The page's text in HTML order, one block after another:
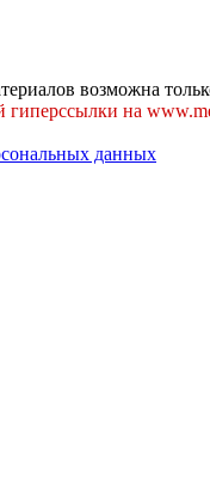
возможна
гиперссылки на
данных